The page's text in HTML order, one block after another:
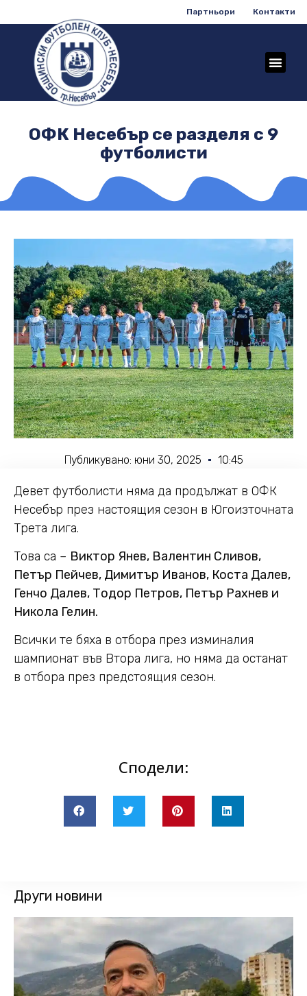
Партньори Контакти
ОФК Несебър се разделя с 9
футболисти
Публикувано: юни 30, 2025 10:45
Девет футболисти няма да продължат в ОФК
Несебър през настоящия сезон в Югоизточната
Трета лига.
Това са – Виктор Янев, Валентин Сливов,
Петър Пейчев, Димитър Иванов, Коста Далев,
Генчо Далев, Тодор Петров, Петър Рахнев и
Никола Гелин.
Всички те бяха в отбора през изминалия
шампионат във Втора лига, но няма да останат
в отбора през предстоящия сезон.
Сподели:
Други новини